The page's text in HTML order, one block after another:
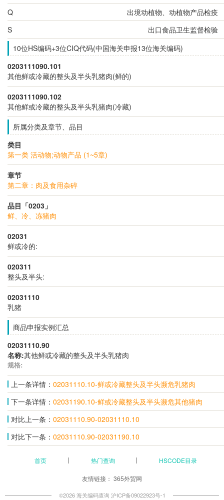
Q
出境动植物、动植物产品检疫
S
出口食品卫生监督检验
10位HS编码+3位CIQ代码(中国海关申报13位海关编码)
0203111090.101
其他鲜或冷藏的整头及半头乳猪肉(鲜的)
0203111090.102
其他鲜或冷藏的整头及半头乳猪肉(冷藏)
所属分类及章节、品目
类目
第一类 活动物;动物产品 (1~5章)
章节
第二章：肉及食用杂碎
品目「0203」
鲜、冷、冻猪肉
02031
鲜或冷的:
020311
整头及半头:
02031110
乳猪
商品申报实例汇总
02031110.90
名称:其他鲜或冷藏的整头及半头乳猪肉
规格:
上一条详情： 02031110.10-鲜或冷藏整头及半头濒危乳猪肉
下一条详情： 02031190.10-鲜或冷藏整头及半头濒危其他猪肉
对比上一条： 02031110.90-02031110.10
对比下一条： 02031110.90-02031190.10
首页 热门查询 HSCODE目录
友情链接： 365外贸网
©2026 海关编码查询 沪ICP备09022923号-1